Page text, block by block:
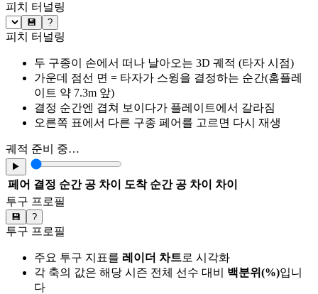
피치 터널링
💾 ?
피치 터널링
두 구종이 손에서 떠나 날아오는 3D 궤적 (타자 시점)
가운데 점선 면 = 타자가 스윙을 결정하는 순간(홈플레
이트 약 7.3m 앞)
결정 순간엔 겹쳐 보이다가 플레이트에서 갈라짐
오른쪽 표에서 다른 구종 페어를 고르면 다시 재생
궤적 준비 중…
▶
페어 결정 순간 공 차이 도착 순간 공 차이
차이
투구 프로필
💾 ?
투구 프로필
주요 투구 지표를 레이더 차트로 시각화
각 축의 값은 해당 시즌 전체 선수 대비 백분위(%)입니
다